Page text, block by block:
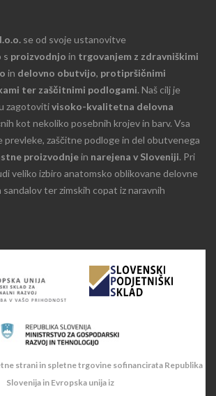
se od svoje ustanovitve
s proizvodnjo in trgovanjem z zdravniškimi
in delovno obutvijo, protipršičnimi
ter zaščitnimi podlogami. Naš cilj je
zagotovitivisoko-kvalitetna delovna
kot nekoliko posebnih krojev in barv. Vsa
prevleke, zaščitne podloge in del obutvenega
proizvodnjein narejena v Sloveniji. Pri
veliko izbiro anatomsko oblikovane delovne
ter zimskih copat iz naravnih
strani in spletne trgovine sofinancirata Republika
Slovenija in Evropska unija iz